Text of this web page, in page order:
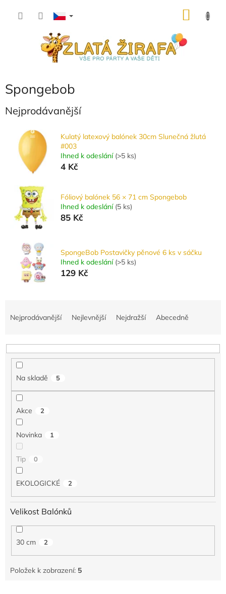
Spongebob
Nejprodávanější
Kulatý latexový balónek 30cm Slunečná žlutá
#003
Ihned k odeslání (>5 ks)
4 Kč
Fóliový balónek 56 × 71 cm Spongebob
Ihned k odeslání (5 ks)
85 Kč
SpongeBob Postavičky pěnové 6 ks v sáčku
Ihned k odeslání (>5 ks)
129 Kč
n
Nejprodávanější Nejlevnější Nejdražší Abecedně
Na skladě 5
Akce 2
Novinka 1
Tip 0
EKOLOGICKÉ 2
Velikost Balónků
30 cm 2
Položek k zobrazení: 5